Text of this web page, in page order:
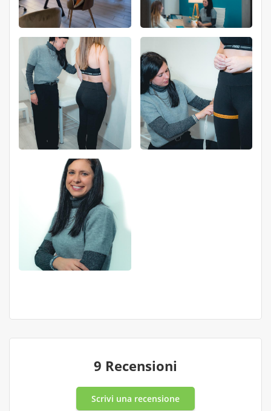
9 Recensioni
Scrivi una recensione